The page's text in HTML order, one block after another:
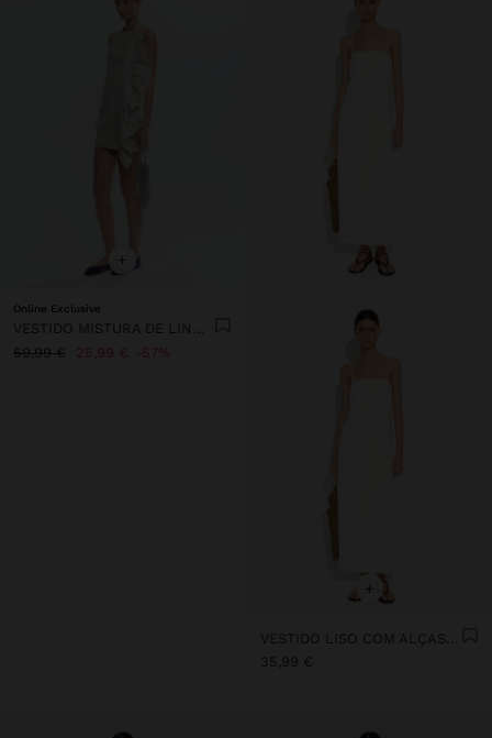
+
Online Exclusive
VESTIDO MISTURA DE LINHO COM FOLHOS
59,99 € 25,99 € 57%
+
VESTIDO LISO COM ALÇAS 100% ALGODÃO
35,99 €